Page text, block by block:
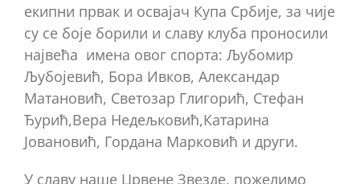
екипни првак и освајач Купа Србије, за чије
су се боје борили и славу клуба проносили
највећа имена овог спорта: Љубомир
Љубојевић, Бора Ивков, Александар
Матановић, Светозар Глигорић, Стефан
Ђурић,Вера Недељковић,Катарина
Јовановић, Гордана Марковић и други.
У славу наше Црвене Звезде, пожелимо